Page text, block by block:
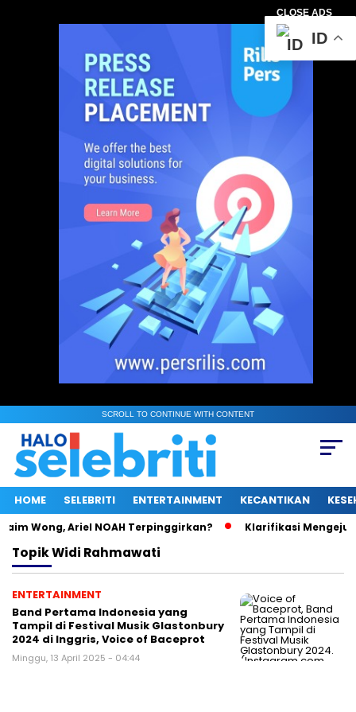
CLOSE ADS
SCROLL TO CONTINUE WITH CONTENT
HOME SELEBRITI ENTERTAINMENT KECANTIKAN
Wong, Ariel NOAH Terpinggirkan? Klarifikasi
TopikWidi Rahmawati
ENTERTAINMENT
Band Pertama Indonesia yang
Tampil di Festival Musik Glastonbury
2024 di Inggris, Voice of Baceprot
Minggu, 13 April 2025 - 04:44
ID